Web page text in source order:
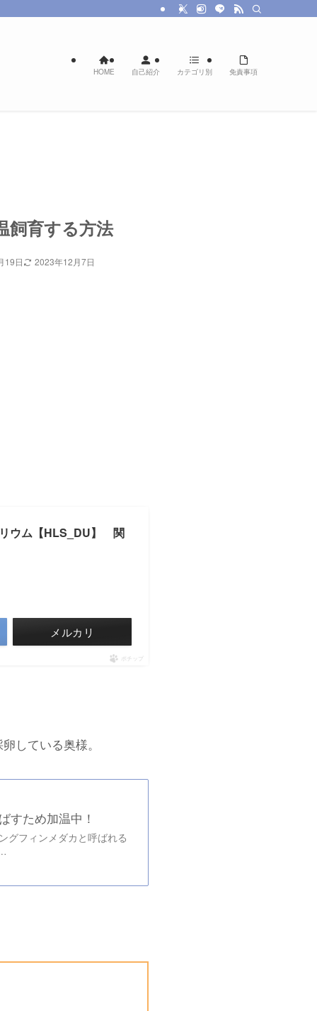
HOME 自己紹介 カテゴリ別 免責事項
飼育する方法
19日 2023年12月7日
ム【HLS_DU】 関
メルカリ
ポチップ
している奥様。
すため加温中！
グフィンメダカと呼ばれる